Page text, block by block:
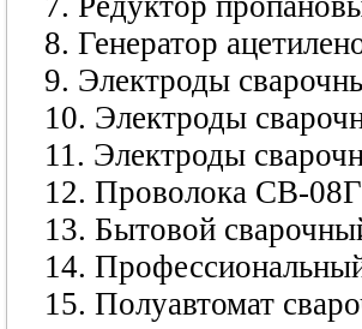
8. Генератор
9. Электроды
10. Электроды
11. Электроды
12. Проволока СВ-
13. Бытовой
14.
15. Полуавтомат